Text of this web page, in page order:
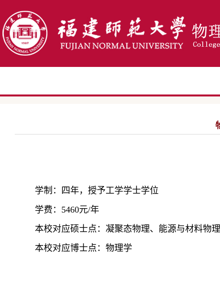
学制 ：
四年，授予工学学士学位
学费： 5460元/年
本校对应硕士点：凝聚态物理、能源与材料物
本校对应博士点：物理学